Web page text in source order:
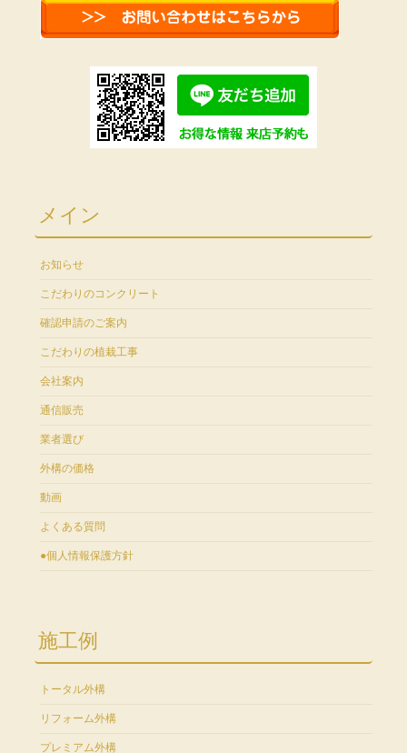
メイン
お知らせ
こだわりのコンクリート
確認申請のご案内
こだわりの植栽工事
会社案内
通信販売
業者選び
外構の価格
動画
よくある質問
●個人情報保護方針
施工例
トータル外構
リフォーム外構
プレミアム外構